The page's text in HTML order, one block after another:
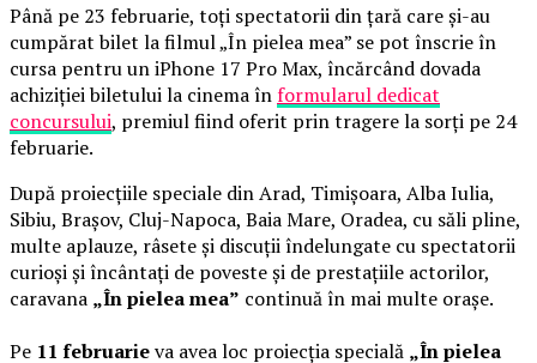
Până pe 23 februarie, toți spectatorii din țară care și-au
cumpărat bilet la filmul „În pielea mea” se pot înscrie în
cursa pentru un iPhone 17 Pro Max, încărcând dovada
achiziției biletului la cinema înformularul dedicat
concursului, premiul fiind oferit prin tragere la sorți pe 24
februarie.
După proiecțiile speciale din Arad, Timișoara, Alba Iulia,
Sibiu, Brașov, Cluj-Napoca, Baia Mare, Oradea, cu săli pline,
multe aplauze, râsete și discuții îndelungate cu spectatorii
curioși și încântați de poveste și de prestațiile actorilor,
caravana „În pielea mea” continuă în mai multe orașe.
Pe 11 februarieva avea loc proiecția specială „În pielea